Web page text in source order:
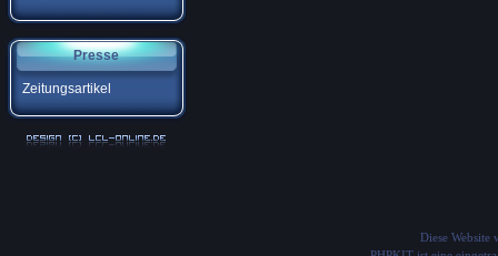
Presse
Zeitungsartikel
Diese Website